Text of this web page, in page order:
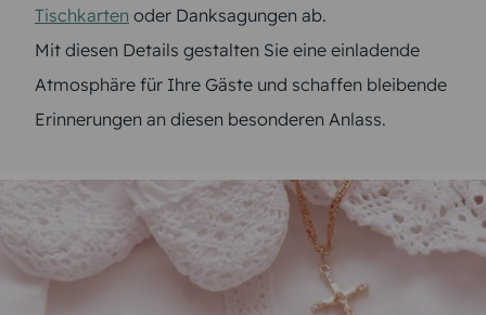
Tischkarten oder Danksagungen ab.
Mit diesen Details gestalten Sie eine einladende
Atmosphäre für Ihre Gäste und schaffen bleibende
Erinnerungen an diesen besonderen Anlass.